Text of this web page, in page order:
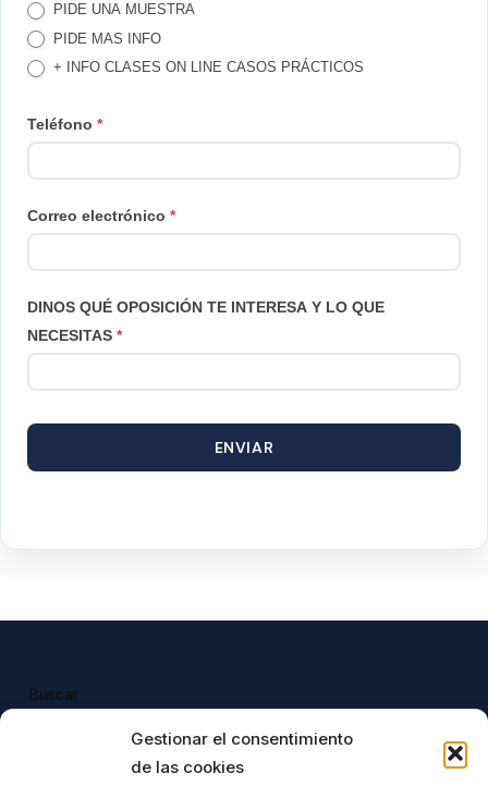
Gestionar el consentimiento
de las cookies
LLAMAMOS
PIDE UNA MUESTRA
PIDE MAS INFO
+ INFO CLASES ON LINE CASOS PRÁCTICOS
Teléfono *
Correo electrónico *
DINOS QUÉ OPOSICIÓN TE INTERESA Y LO QUE
NECESITAS *
ENVIAR
Buscar